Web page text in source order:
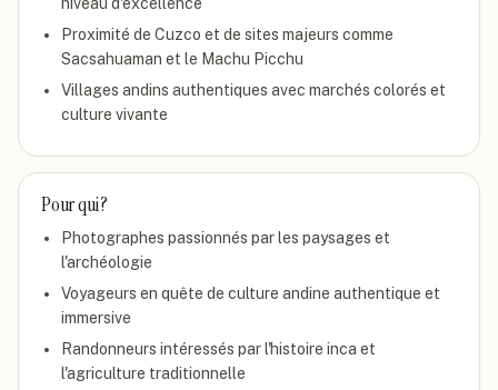
Proximité de Cuzco et de sites majeurs comme
Sacsahuaman et le Machu Picchu
Villages andins authentiques avec marchés colorés et
culture vivante
Pour qui ?
Photographes passionnés par les paysages et
l'archéologie
Voyageurs en quête de culture andine authentique et
immersive
Randonneurs intéressés par l'histoire inca et
l'agriculture traditionnelle